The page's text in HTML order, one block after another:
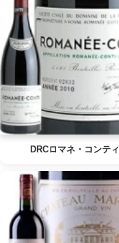
DRCロマネ・コンティ